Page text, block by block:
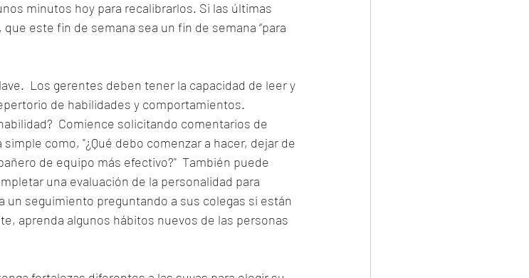
minutos hoy para recalibrarlos. Si las últimas
este fin de semana sea un fin de semana “para
Los gerentes deben tener la capacidad de leer y
de habilidades y comportamientos.
Comience solicitando comentarios de
como, "¿Qué debo comenzar a hacer, dejar de
de equipo más efectivo?"  También puede
una evaluación de la personalidad para
un seguimiento preguntando a sus colegas si están
aprenda algunos hábitos nuevos de las personas